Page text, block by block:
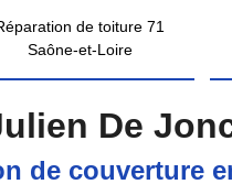
de toiture 71
Saône-et-Loire
De
de couverture